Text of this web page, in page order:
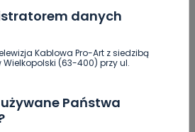
danych
Kablowa Pro-Art z siedzibą
(63-400) przy ul.
Państwa